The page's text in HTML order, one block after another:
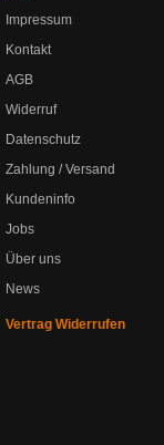
Impressum
Kontakt
AGB
Widerruf
Datenschutz
Zahlung / Versand
Kundeninfo
Jobs
Über uns
News
Vertrag Widerrufen